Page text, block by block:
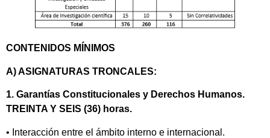
CONTENIDOS MÍNIMOS
A) ASIGNATURAS TRONCALES:
1. Garantías Constitucionales y Derechos Humanos.
TREINTA Y SEIS (36) horas.
• Interacción entre el ámbito interno e internacional.